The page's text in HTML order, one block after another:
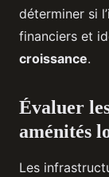
déterminer si
financiers et
croissance.
Évaluer
aménités
Les